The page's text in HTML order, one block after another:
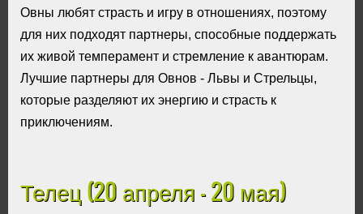
Овны любят страсть и игру в отношениях, поэтому
для них подходят партнеры, способные поддержать
их живой темперамент и стремление к авантюрам.
Лучшие партнеры для Овнов - Львы и Стрельцы,
которые разделяют их энергию и страсть к
приключениям.
Телец (20 апреля - 20 мая)